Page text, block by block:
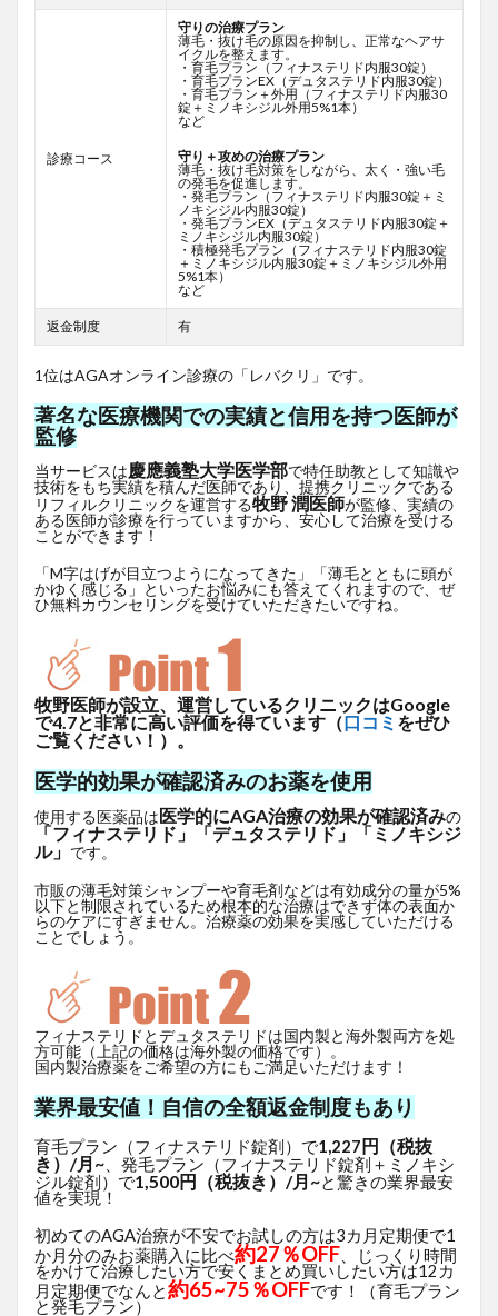
診療コース
守りの治療プラン
薄毛・抜け毛の原因を抑制し、正常なヘアサ
イクルを整えます。
・育毛プラン（フィナステリド内服30錠）
・育毛プランEX（デュタステリド内服30錠）
・育毛プラン＋外用（フィナステリド内服30
錠＋ミノキシジル外用5%1本）
など
守り＋攻めの治療プラン
薄毛・抜け毛対策をしながら、太く・強い毛
の発毛を促進します。
・発毛プラン（フィナステリド内服30錠＋ミ
ノキシジル内服30錠）
・発毛プランEX（デュタステリド内服30錠＋
ミノキシジル内服30錠）
・積極発毛プラン（フィナステリド内服30錠
＋ミノキシジル内服30錠＋ミノキシジル外用
5%1本）
など
返金制度 有
1位はAGAオンライン診療の「レバクリ」です。
著名な医療機関での実績と信用を持つ医師が
監修
当サービスは慶應義塾大学医学部で特任助教として知識や
技術をもち実績を積んだ医師であり、提携クリニックである
リフィルクリニックを運営する牧野 潤医師が監修、実績の
ある医師が診療を行っていますから、安心して治療を受ける
ことができます！
「M字はげが目立つようになってきた」「薄毛とともに頭が
かゆく感じる」といったお悩みにも答えてくれますので、ぜ
ひ無料カウンセリングを受けていただきたいですね。
牧野医師が設立、運営しているクリニックはGoogle
で4.7と非常に高い評価を得ています（口コミ をぜひ
ご覧ください！）。
医学的効果が確認済みのお薬を使用
使用する医薬品は医学的にAGA治療の効果が確認済みの
「フィナステリド」「デュタステリド」「ミノキシジ
ル」 です。
市販の薄毛対策シャンプーや育毛剤などは有効成分の量が5%
以下と制限されているため根本的な治療はできず体の表面か
らのケアにすぎません。治療薬の効果を実感していただける
ことでしょう。
フィナステリドとデュタステリドは国内製と海外製両方を処
方可能（上記の価格は海外製の価格です）。
国内製治療薬をご希望の方にもご満足いただけます！
業界最安値！自信の全額返金制度もあり
育毛プラン（フィナステリド錠剤）で1,227円（税抜
き）/月~ 、発毛プラン（フィナステリド錠剤＋ミノキシ
ジル錠剤）で1,500円（税抜き）/月~と驚きの業界最安
値を実現！
初めてのAGA治療が不安でお試しの方は3カ月定期便で1
か月分のみお薬購入に比べ約27％OFF 、じっくり時間
をかけて治療したい方で安くまとめ買いしたい方は12カ
月定期便でなんと約65~75％OFFです！（育毛プラン
と発毛プラン）